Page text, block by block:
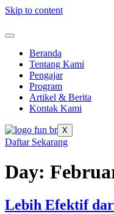
Skip to content
Beranda
Tentang Kami
Pengajar
Program
Artikel & Berita
Kontak Kami
X
Daftar Sekarang
Day:
Lebih Efektif